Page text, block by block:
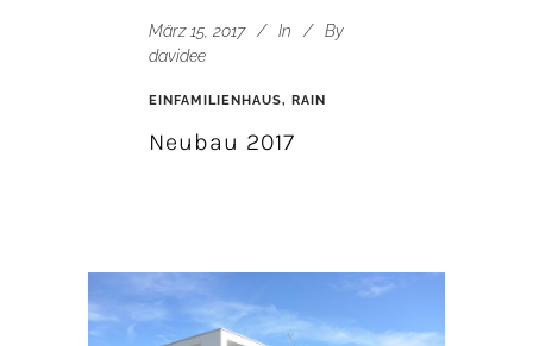
März 15, 2017 In
By
davidee
EINFAMILIENHAUS, RAIN
Neubau 2017